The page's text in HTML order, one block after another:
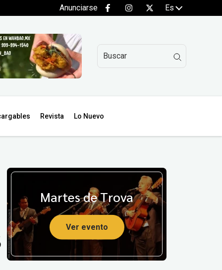
Anunciarse Es
Revista Lo Nuevo
Martes de Trova
Ver evento